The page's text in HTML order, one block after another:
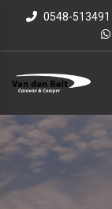
0548-513491